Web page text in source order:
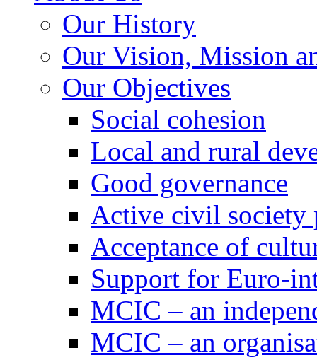
Our History
Our Vision, Mission
Our Objectives
Social cohesion
Local and rural
Good governance
Active civil society
Acceptance of
Support for Euro-
MCIC – an
MCIC – an